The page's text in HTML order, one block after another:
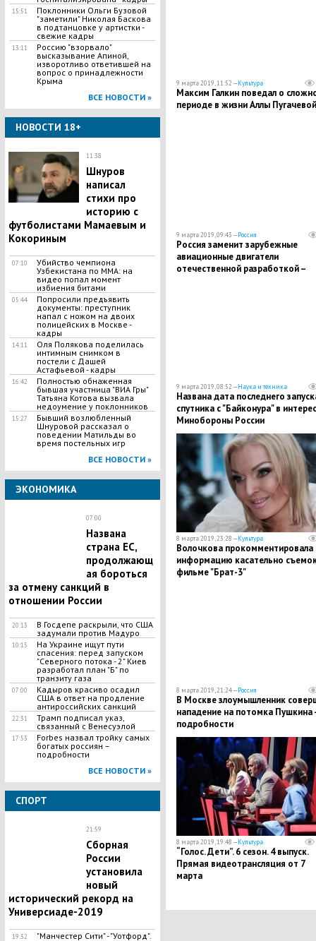
15:51
Поклонники Ольги Бузовой
"заметили" Николая Баскова
в подтанцовке у артистки -
свежие кадры
13:11
​Россию "взорвало"
высказывание Апиной,
изворотливо ответившей на
вопрос о принадлежности
Крыма
ВСЕ НОВОСТИ »
НОВОСТИ 18+
11:38
Шнуров
написал
стихи про
историю с
футболистами Мамаевым и
Кокориным
07:10
Убийство чемпиона
Узбекистана по MMA: на
видео попал момент
избиения битами
05:44
Попросили предъявить
документы: преступник
напал с ножом на двоих
полицейских в Москве -
кадры
14:11
Оля Полякова поделилась
интимным снимком в
постели с Дашей
Астафьевой - кадры
16:42
Полностью обнаженная
бывшая участница "ВИА Гры"
Татьяна Котова вызвала
недоумение у поклонников
15:27
Бывший возлюбленный
Шнуровой рассказал о
поведении Матильды во
время постельных игр
ВСЕ НОВОСТИ »
ЭКОНОМИКА
07:00
Названа
страна ЕС,
продолжающ
ая бороться
за отмену санкций в
отношении России
20:13
В Госдепе раскрыли, что США
задумали против Мадуро
10:15
На Украине ищут пути
спасения: перед запуском
"Северного потока - 2" Киев
разработал план "Б" по
транзиту газа
07:00
Кадыров красиво осадил
США в ответ на продление
антироссийских санкций
22:31
Трамп подписал указ,
связанный с Венесуэлой
17:53
Forbes назвал тройку самых
богатых россиян –
подробности
ВСЕ НОВОСТИ »
СПОРТ
21:59
Сборная
России
установила
новый
исторический рекорд на
Универсиаде-2019
19:32
"Манчестер Сити" - "Уотфорд".
9 марта 2019, 11:52 —Культура
Максим Галкин поведал о
периоде в жизни Аллы Пугачевой
9 марта 2019, 09:43 —Россия
Россия заменит зарубежные
авиационные двигатели
отечественной разработкой –
9 марта 2019, 08:52 —Наука и техника
Названа дата последнего
спутника с "Байконура" в
Минобороны России
8 марта 2019, 23:28 —Культура
​Волочкова прокомментировала
информацию касательно
фильме "Брат-3"
8 марта 2019, 21:24 —Россия
В Москве злоумышленник
нападение на потомка Пушкина -
подробности
8 марта 2019, 19:48 —Культура
“Голос. Дети”. 6 сезон. 4 выпуск.
Прямая видеотрансляция от 7
марта